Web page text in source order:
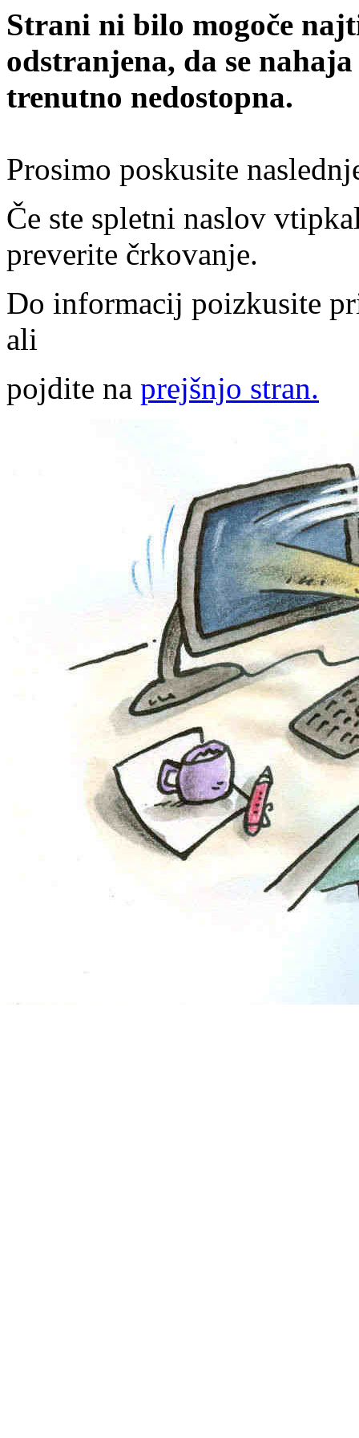
Strani ni bilo mogoče
odstranjena, da se
trenutno nedostopna.
Prosimo poskusite
Če ste spletni naslov
preverite črkovanje.
Do informacij poizkusite
ali
pojdite na prejšnjo stran.